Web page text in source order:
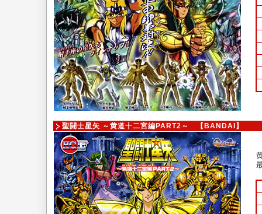
聖闘士星矢 ～黄道十二宮編PART2～ 【BANDAI】